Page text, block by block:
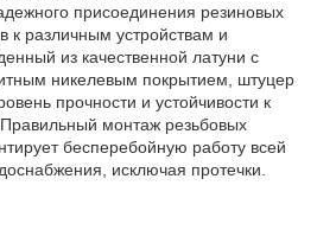
присоединения резиновых
к различным устройствам и
из качественной латуни с
никелевым покрытием, штуцер
прочности и устойчивости к
монтаж резьбовых
бесперебойную работу всей
исключая протечки.